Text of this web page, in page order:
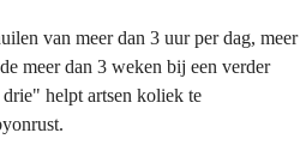
van meer dan 3 uur per dag, meer
meer dan 3 weken bij een verder
helpt artsen koliek te